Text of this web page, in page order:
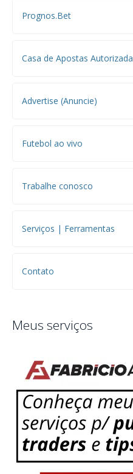
Prognos.Bet
Casa de Apostas Autorizada
Advertise (Anuncie)
Futebol ao vivo
Trabalhe conosco
Serviços | Ferramentas
Contato
Meus serviços